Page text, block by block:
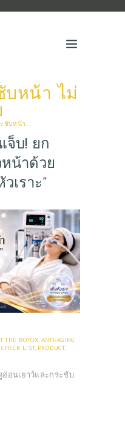
บหน้า ไม่
ะชับหน้า...
จ็บ! ยก
น้าด้วย
เราะ”
THE BOTOX ANTI-AGING
CHECK LIST, PRODUCT,
อนเยาว์และกระชับ